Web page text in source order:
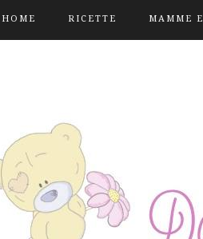
HOME RICETTE MAMME